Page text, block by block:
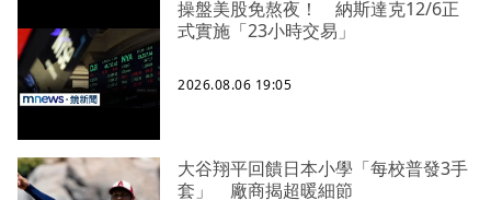
操盤美股免熬夜！ 納斯達克12/6正
式實施「23小時交易」
2026.08.06 19:05
大谷翔平回饋日本小學「每校普發3手
套」 廠商揭超暖細節